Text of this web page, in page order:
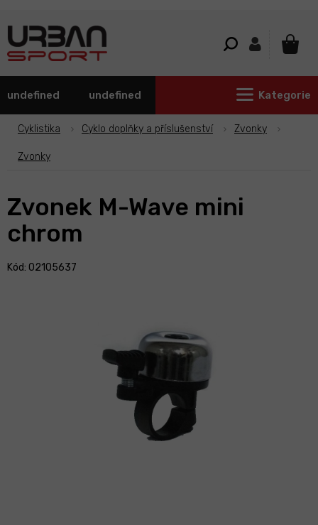
undefined undefined Kategorie
Cyklistika Cyklo doplňky a příslušenství Zvonky
Zvonky
Zvonek M-Wave mini
chrom
Kód: 02105637